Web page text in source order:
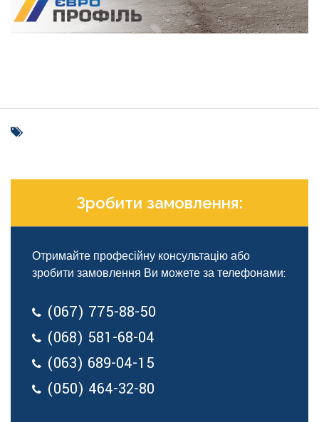
Зробити замовлення:
Отримайте професійну консультацію або
зробити замовлення Ви можете за телефонами:
(067) 775-88-50
(068) 581-68-04
(063) 689-04-15
(050) 464-32-80